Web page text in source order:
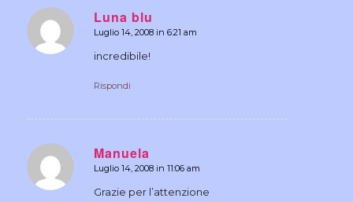
Luna blu
dice:
Luglio 14, 2008 in 6:21 am
incredibile!
Rispondi
Manuela
dice:
Luglio 14, 2008 in 11:06 am
Grazie per l’attenzione